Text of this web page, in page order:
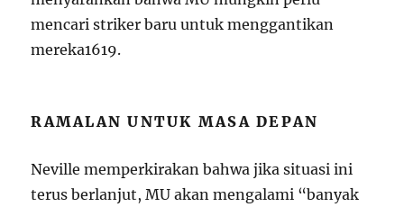
mencari striker baru untuk menggantikan
mereka1619.
RAMALAN UNTUK MASA DEPAN
Neville memperkirakan bahwa jika situasi ini
terus berlanjut, MU akan mengalami “banyak